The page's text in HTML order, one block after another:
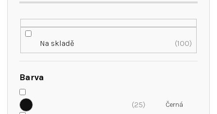
Na skladě 100
Barva
25